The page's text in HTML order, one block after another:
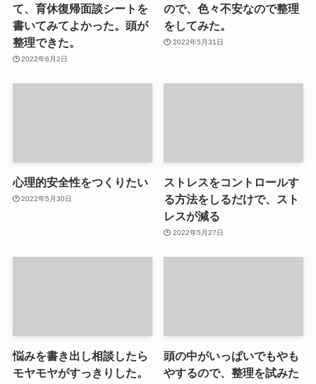
て、育休復帰面談シートを
書いてみてよかった。頭が
整理できた。
2022年6月2日
ので、色々不安なので整理
をしてみた。
2022年5月31日
心理的安全性をつくりたい
2022年5月30日
ストレスをコントロールす
る方法をしるだけで、スト
レスが減る
2022年5月27日
悩みを書き出し相談したら
モヤモヤがすっきりした。
頭の中がいっぱいでもやも
やするので、整理を試みた